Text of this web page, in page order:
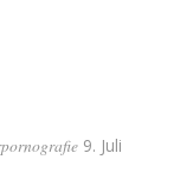
9. Juli